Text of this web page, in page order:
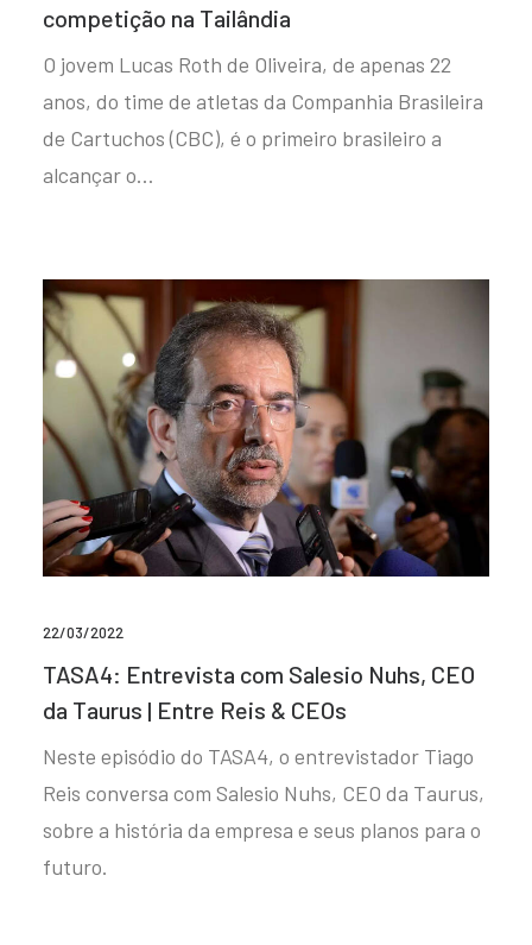
competição na Tailândia
O jovem Lucas Roth de Oliveira, de apenas 22
anos, do time de atletas da Companhia Brasileira
de Cartuchos (CBC), é o primeiro brasileiro a
alcançar o…
22/03/2022
TASA4: Entrevista com Salesio Nuhs, CEO
da Taurus | Entre Reis & CEOs
Neste episódio do TASA4, o entrevistador Tiago
Reis conversa com Salesio Nuhs, CEO da Taurus,
sobre a história da empresa e seus planos para o
futuro.